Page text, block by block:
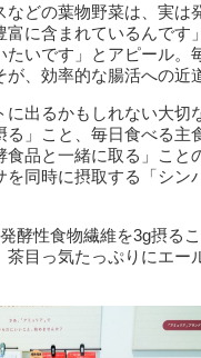
どの葉物野菜は、実は
に含まれているんです
いです」とアピール。
、効率的な腸活への近
出るかもしれない大切
」こと、毎日食べる主
食品と一緒に取る」こと
同時に摂取する「シン
酵性食物繊維を3g摂る
目っ気たっぷりにエー